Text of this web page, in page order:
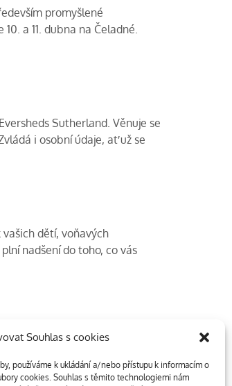
Souhlas s cookies
používáme k ukládání a/nebo přístupu k informacím o
cookies. Souhlas s těmito technologiemi nám
promyšlené
a 11. dubna na Čeladné.
Sutherland. Věnuje se
i osobní údaje, ať už se
dětí, voňavých
nadšení do toho, co vás
firma roku 2024. Toto
za podporu a důvěru.